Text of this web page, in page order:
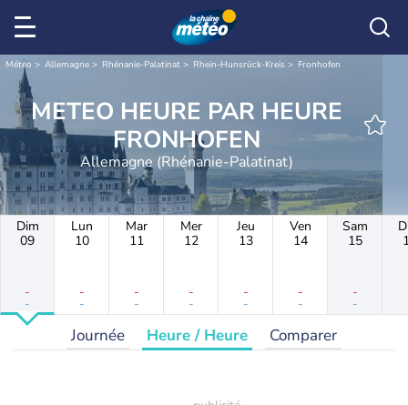
Météo Allemagne Rhénanie-Palatinat Rhein-Hunsrück-Kreis Fronhofen
METEO HEURE PAR HEURE
FRONHOFEN
Allemagne (Rhénanie-Palatinat)
Dim
09
-
-
Lun
10
-
-
Mar
11
-
-
Mer
12
-
-
Jeu
13
-
-
Ven
14
-
-
Sam
15
-
-
Journée Heure / Heure Comparer